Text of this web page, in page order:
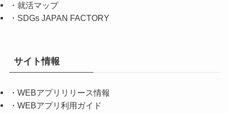
・ 就活マップ
・ SDGs JAPAN FACTORY
サイト情報
・ WEBアプリリリース情報
・ WEBアプリ利用ガイド